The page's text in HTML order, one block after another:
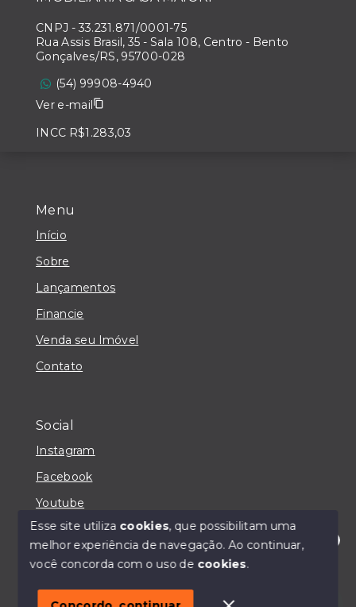
Olá! Estou disponível para te ajudar.
Menu
Início
Sobre
Lançamentos
Financie
Venda seu Imóvel
Contato
Social
Instagram
Facebook
Youtube
© Copyright 2026 - IMOBILIÁRIA CASA MAIORI -
CNPJ - 33.231.871/0001-75
Rua Assis Brasil, 35 - Sala 108, Centro - Bento
Gonçalves/RS, 95700-028
(54) 99908-4940
Ver e-mail
INCC R$1.283,03
Esse site utiliza cookies, que possibilitam uma
melhor experiência de navegação.Ao continuar,
você concorda com o uso de cookies.